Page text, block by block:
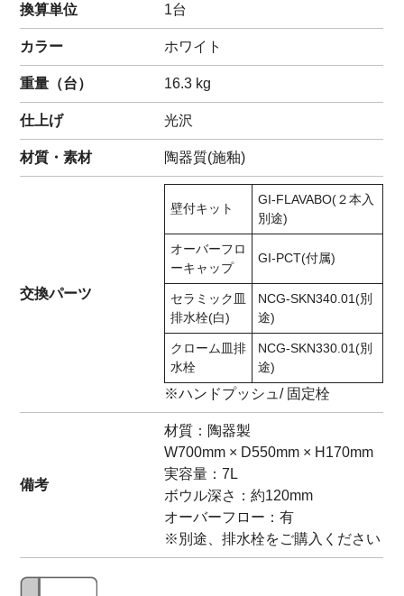
換算単位 1台
カラー ホワイト
重量（台） 16.3 kg
仕上げ 光沢
材質・素材 陶器質(施釉)
交換パーツ
壁付キット
GI-FLAVABO(２本入
別途)
オーバーフロ
ーキャップ
GI-PCT(付属)
セラミック皿
排水栓(白)
NCG-SKN340.01(別
途)
クローム皿排
水栓
NCG-SKN330.01(別
途)
※ハンドプッシュ/ 固定栓
備考
材質：陶器製
W700mm × D550mm × H170mm
実容量：7L
ボウル深さ：約120mm
オーバーフロー：有
※別途、排水栓をご購入ください